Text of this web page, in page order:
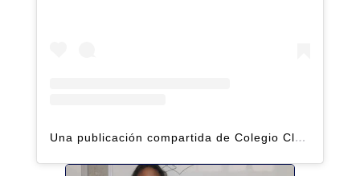
Una publicación compartida de Colegio Claret | Alto Hatillo (@clarethatillo)